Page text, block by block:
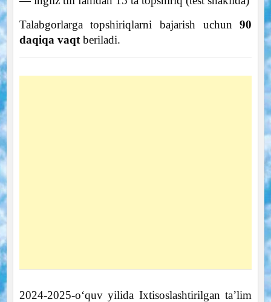
Talabgorlarga topshiriqlarni bajarish uchun90
daqiqa vaqtberiladi.
2024-2025-o‘quv yilida Ixtisoslashtirilgan ta’lim